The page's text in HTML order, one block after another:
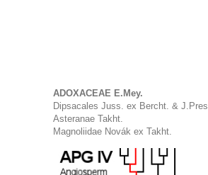
ADOXACEAE E.Mey.
Dipsacales Juss. ex Bercht. & J.Presl
Asteranae Takht.
Magnoliidae Novák ex Takht.